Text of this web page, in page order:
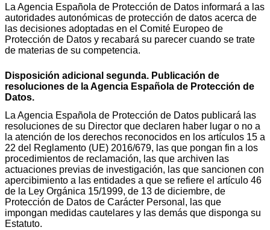
La Agencia Española de Protección de Datos informará a las
autoridades autonómicas de protección de datos acerca de
las decisiones adoptadas en el Comité Europeo de
Protección de Datos y recabará su parecer cuando se trate
de materias de su competencia.
Disposición adicional segunda. Publicación de
resoluciones de la Agencia Española de Protección de
Datos.
La Agencia Española de Protección de Datos publicará las
resoluciones de su Director que declaren haber lugar o no a
la atención de los derechos reconocidos en los artículos 15 a
22 del Reglamento (UE) 2016/679, las que pongan fin a los
procedimientos de reclamación, las que archiven las
actuaciones previas de investigación, las que sancionen con
apercibimiento a las entidades a que se refiere el artículo 46
de la Ley Orgánica 15/1999, de 13 de diciembre, de
Protección de Datos de Carácter Personal, las que
impongan medidas cautelares y las demás que disponga su
Estatuto.